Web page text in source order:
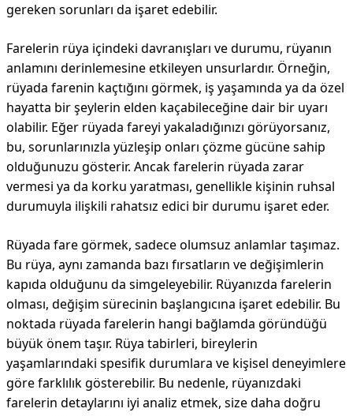
gereken sorunları da işaret edebilir.
Farelerin rüya içindeki davranışları ve durumu, rüyanın
anlamını derinlemesine etkileyen unsurlardır. Örneğin,
rüyada farenin kaçtığını görmek, iş yaşamında ya da özel
hayatta bir şeylerin elden kaçabileceğine dair bir uyarı
olabilir. Eğer rüyada fareyi yakaladığınızı görüyorsanız,
bu, sorunlarınızla yüzleşip onları çözme gücüne sahip
olduğunuzu gösterir. Ancak farelerin rüyada zarar
vermesi ya da korku yaratması, genellikle kişinin ruhsal
durumuyla ilişkili rahatsız edici bir durumu işaret eder.
Rüyada fare görmek, sadece olumsuz anlamlar taşımaz.
Bu rüya, aynı zamanda bazı fırsatların ve değişimlerin
kapıda olduğunu da simgeleyebilir. Rüyanızda farelerin
olması, değişim sürecinin başlangıcına işaret edebilir. Bu
noktada rüyada farelerin hangi bağlamda göründüğü
büyük önem taşır. Rüya tabirleri, bireylerin
yaşamlarındaki spesifik durumlara ve kişisel deneyimlere
göre farklılık gösterebilir. Bu nedenle, rüyanızdaki
farelerin detaylarını iyi analiz etmek, size daha doğru